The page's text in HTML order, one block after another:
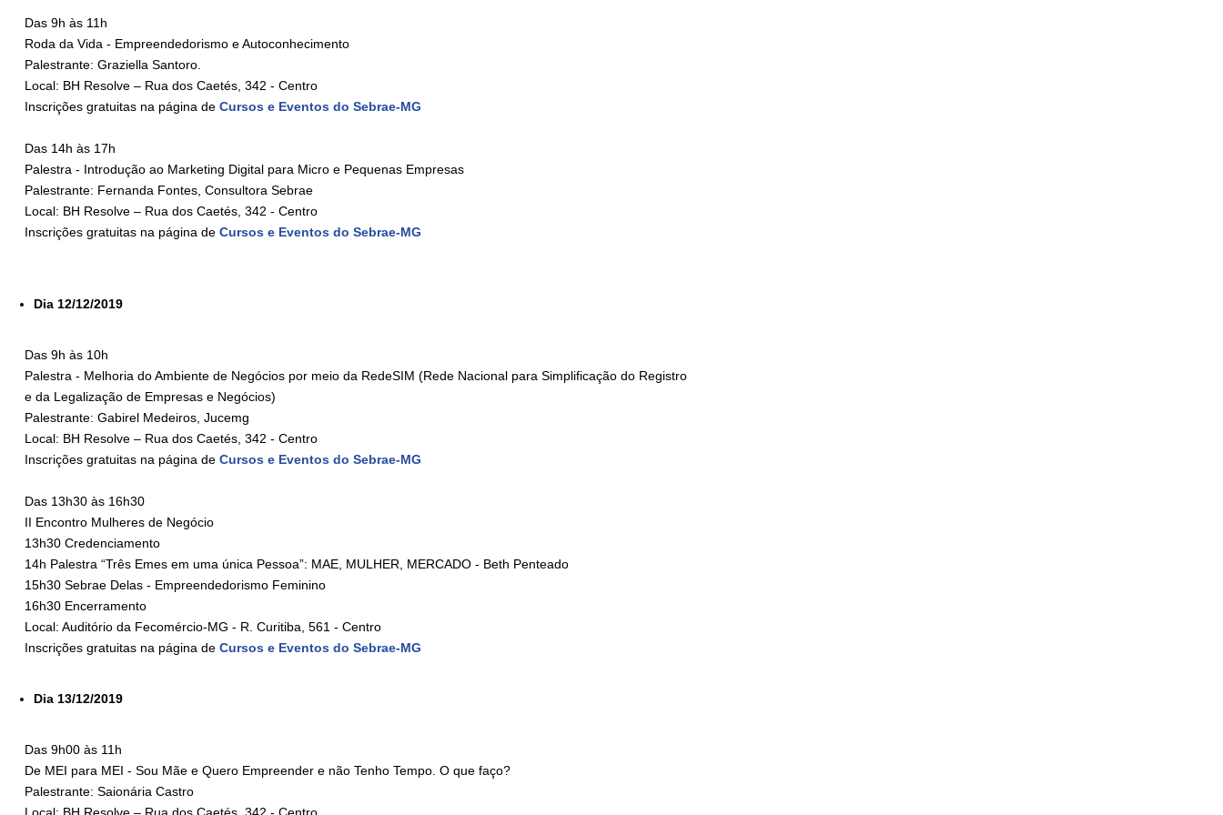
Das 9h às 11h
Roda da Vida - Empreendedorismo e Autoconhecimento
Palestrante: Graziella Santoro.
Local: BH Resolve – Rua dos Caetés, 342 - Centro
Inscrições gratuitas na página de Cursos e Eventos do Sebrae-MG
Das 14h às 17h
Palestra - Introdução ao Marketing Digital para Micro e Pequenas Empresas
Palestrante: Fernanda Fontes, Consultora Sebrae
Local: BH Resolve – Rua dos Caetés, 342 - Centro
Inscrições gratuitas na página de Cursos e Eventos do Sebrae-MG
Dia 12/12/2019
Das 9h às 10h
Palestra - Melhoria do Ambiente de Negócios por meio da RedeSIM (Rede Nacional para Simplificação do Registro
e da Legalização de Empresas e Negócios)
Palestrante: Gabirel Medeiros, Jucemg
Local: BH Resolve – Rua dos Caetés, 342 - Centro
Inscrições gratuitas na página de Cursos e Eventos do Sebrae-MG
Das 13h30 às 16h30
II Encontro Mulheres de Negócio
13h30 Credenciamento
14h Palestra “Três Emes em uma única Pessoa”: MAE, MULHER, MERCADO - Beth Penteado
15h30 Sebrae Delas - Empreendedorismo Feminino
16h30 Encerramento
Local: Auditório da Fecomércio-MG - R. Curitiba, 561 - Centro
Inscrições gratuitas na página de Cursos e Eventos do Sebrae-MG
Dia 13/12/2019
Das 9h00 às 11h
De MEI para MEI - Sou Mãe e Quero Empreender e não Tenho Tempo. O que faço?
Palestrante: Saionária Castro